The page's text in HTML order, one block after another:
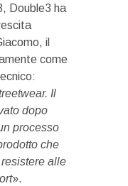
Double3 ha
il
come
Il
dopo
processo
che
alle
».